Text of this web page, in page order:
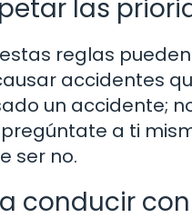
las
reglas
accidentes
un accidente;
a ti
ser no.
conducir